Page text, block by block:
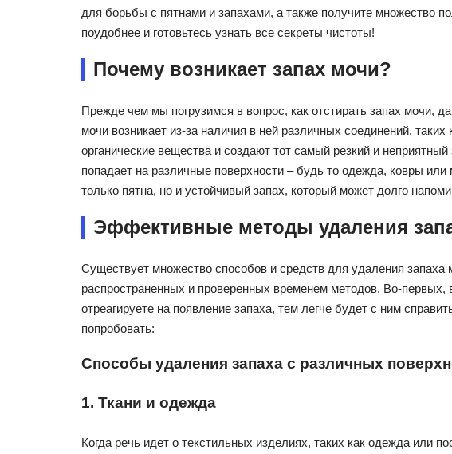
для борьбы с пятнами и запахами, а также получите множество
поудобнее и готовьтесь узнать все секреты чистоты!
Почему возникает запах мочи?
Прежде чем мы погрузимся в вопрос, как отстирать запах мочи,
мочи возникает из-за наличия в ней различных соединений,
органические вещества и создают тот самый резкий и
попадает на различные поверхности – будь то одежда, ковры
только пятна, но и устойчивый запах, который может долго
Эффективные методы удаления
Существует множество способов и средств для удаления
распространенных и проверенных временем методов. Во-
отреагируете на появление запаха, тем легче будет с ним
попробовать:
Способы удаления запаха с различных
1. Ткани и одежда
Когда речь идет о текстильных изделиях, таких как одежда или